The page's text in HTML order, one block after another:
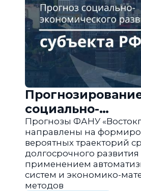
социально-
экономического
региона РФ
Прогнозы ФАНУ
направлены на
вероятных траекторий
долгосрочного развития
применением
систем и экономико-
методов